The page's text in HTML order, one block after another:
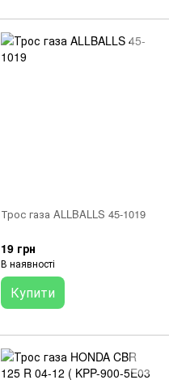
Трос газа ALLBALLS 45-1019
19 грн
В наявності
Купити